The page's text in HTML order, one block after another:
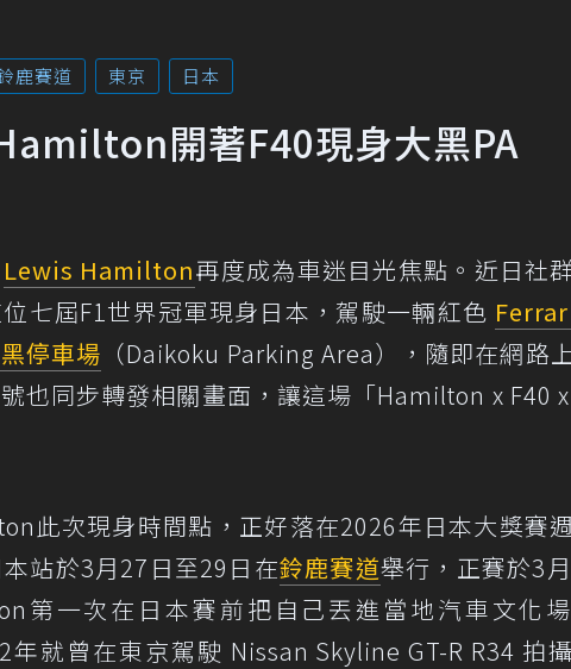
鹿賽道 東京 日本
開著F40現身大黑PA
Lewis Hamilton再度成為車迷目光焦點。近日社
七屆F1世界冠軍現身日本，駕駛一輛紅色
停車場 （Daikoku Parking Area），隨即在網路
也同步轉發相關畫面，讓這場「Hamilton x F40
此次現身時間點，正好落在2026年日本大獎賽
站於3月27日至29日在鈴鹿賽道舉行，正賽於3
第一次在日本賽前把自己丟進當地汽車文化
就曾在東京駕駛 Nissan Skyline GT-R R34 拍